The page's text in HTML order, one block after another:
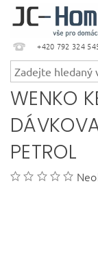
+420 792 324
WENKO
PETROL